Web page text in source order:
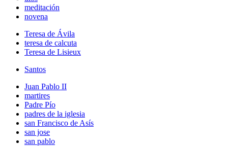
meditación
novena
Teresa de Ávila
teresa de calcuta
Teresa de Lisieux
Santos
Juan Pablo II
martires
Padre Pío
padres de la iglesia
san Francisco de Asís
san jose
san pablo